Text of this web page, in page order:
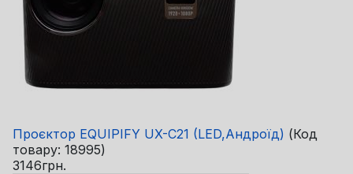
Проєктор EQUIPIFY UX-C21 (LED,Андроїд) (Код
товару: 18995)
3146грн.